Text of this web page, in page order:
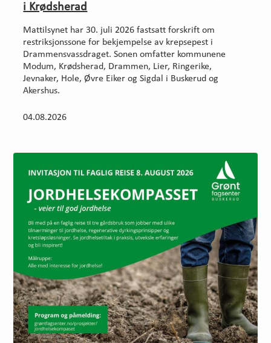
04.08.2026
i Krødsherad
Mattilsynet har 30. juli 2026 fastsatt forskrift om
restriksjonssone for bekjempelse av krepsepest i
Drammensvassdraget. Sonen omfatter kommunene
Modum, Krødsherad, Drammen, Lier, Ringerike,
Jevnaker, Hole, Øvre Eiker og Sigdal i Buskerud og
Akershus.